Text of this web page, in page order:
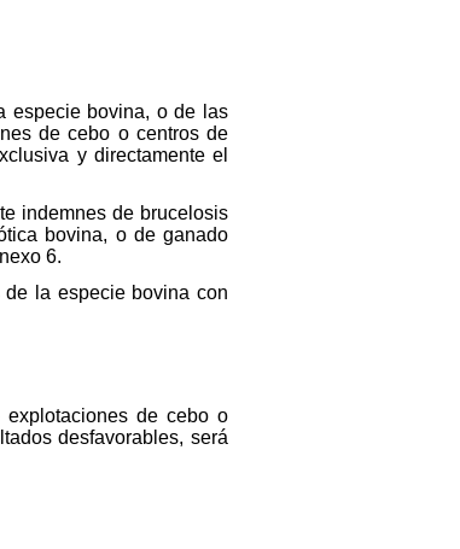
especie bovina, o de las
de cebo o centros de
y directamente el
indemnes de brucelosis
bovina, o de ganado
6.
la especie bovina con
de cebo o
desfavorables, será